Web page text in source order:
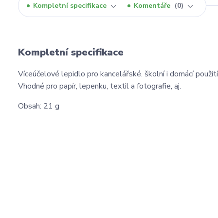
Kompletní specifikace Komentáře 0
Kompletní specifikace
Víceúčelové lepidlo pro kancelářské. školní i domácí
Vhodné pro papír, lepenku, textil a fotografie, aj.
Obsah: 21 g